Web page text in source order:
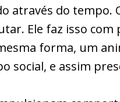
através do tempo.
Ele faz isso
forma, um
social, e assim